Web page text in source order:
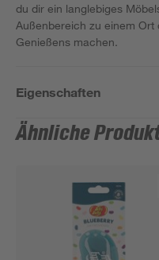
du dir ein langlebiges
Außenbereich zu einem
Genießens machen.
Eigenschaften
Ähnliche